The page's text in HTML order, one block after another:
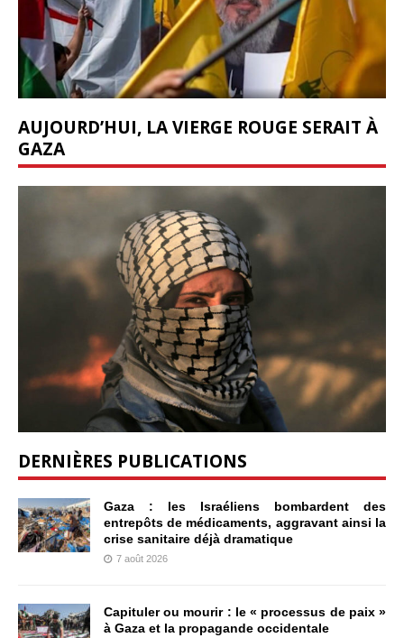
AUJOURD’HUI, LA VIERGE ROUGE SERAIT À
GAZA
DERNIÈRES PUBLICATIONS
Gaza : les Israéliens bombardent des
entrepôts de médicaments, aggravant ainsi la
crise sanitaire déjà dramatique
7 août 2026
Capituler ou mourir : le « processus de paix »
à Gaza et la propagande occidentale